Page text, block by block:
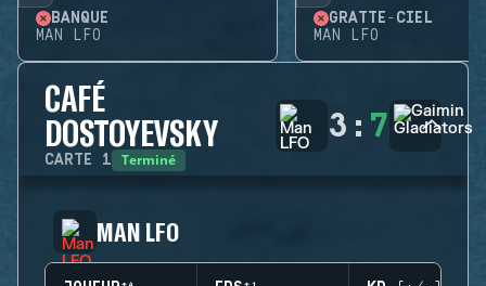
BANQUE
MAN LFO
GRATTE-CIEL
MAN LFO
CAFÉ
DOSTOYEVSKY
CARTE 1 Terminé
3 : 7
MAN LFO